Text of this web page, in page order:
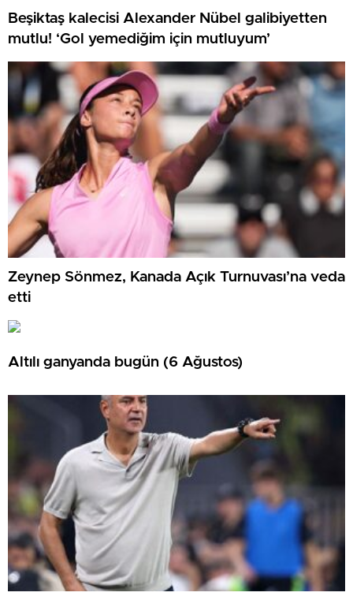
Beşiktaş kalecisi Alexander Nübel galibiyetten
mutlu! ‘Gol yemediğim için mutluyum’
Zeynep Sönmez, Kanada Açık Turnuvası’na veda
etti
Altılı ganyanda bugün (6 Ağustos)